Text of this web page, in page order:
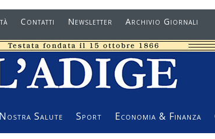
Contatti Newsletter Archivio Giornali
Salute Sport Economia & Finanza